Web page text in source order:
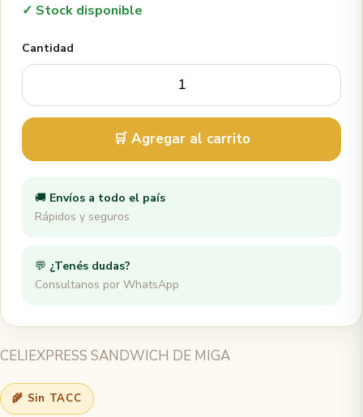
✓ Stock disponible
Cantidad
🛒 Agregar al carrito
🚚 Envíos a todo el país
Rápidos y seguros
💬 ¿Tenés dudas?
Consultanos por WhatsApp
CELIEXPRESS SANDWICH DE MIGA
🌾 Sin TACC